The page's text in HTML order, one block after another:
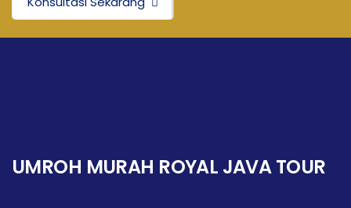
UMROH MURAH ROYAL JAVA TOUR